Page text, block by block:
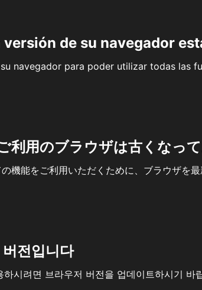
de su navegador
navegador para poder utilizar todas las
利用のブラウザは古くなっ
機能をご利用いただくために、ブラウザを最
전입니다
시려면 브라우저 버전을 업데이트하시기 바